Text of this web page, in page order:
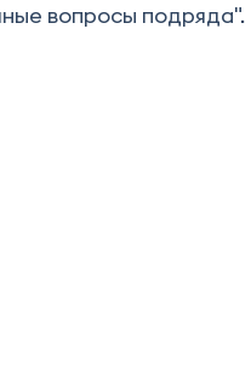
вопросы подряда".